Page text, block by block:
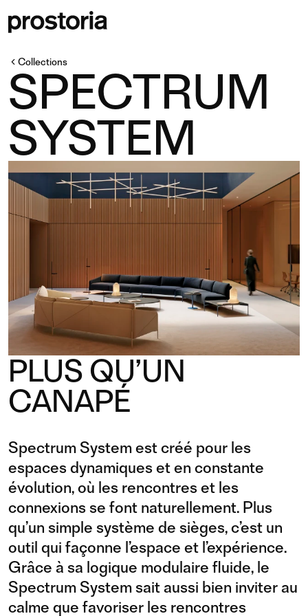
Collections
SPECTRUM
SYSTEM
PLUS QU’UN
CANAPÉ
Spectrum System est créé pour les
espaces dynamiques et en constante
évolution, où les rencontres et les
connexions se font naturellement. Plus
qu’un simple système de sièges, c’est un
outil qui façonne l’espace et l’expérience.
Grâce à sa logique modulaire fluide, le
Spectrum System sait aussi bien inviter au
calme que favoriser les rencontres